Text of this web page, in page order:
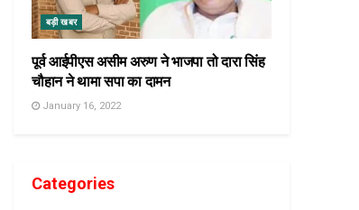
बड़ी खबर
पूर्व आईपीएस असीम अरुण ने भाजपा तो दारा सिंह
चौहान ने थामा सपा का दामन
January 16, 2022
Categories